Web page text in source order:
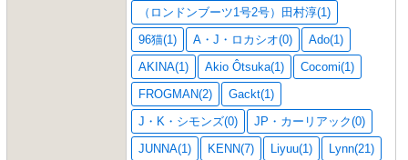
（ロンドンブーツ1号2号）田村淳(1)
96猫(1)
A・J・ロカシオ(0)
Ado(1)
AKINA(1)
Akio Ôtsuka(1)
Cocomi(1)
FROGMAN(2)
Gackt(1)
J・K・シモンズ(0)
JP・カーリアック(0)
JUNNA(1)
KENN(7) Liyuu(1)
Lynn(21)